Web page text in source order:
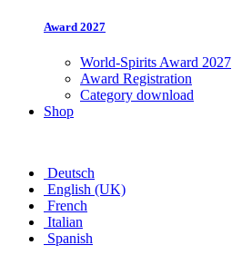
Award 2027
World-Spirits Award 2027
Award Registration
Category download
Shop
Deutsch
English (UK)
French
Italian
Spanish